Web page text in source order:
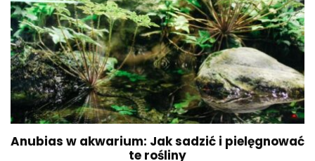
Anubias w akwarium: Jak sadzić i pielęgnować
te rośliny